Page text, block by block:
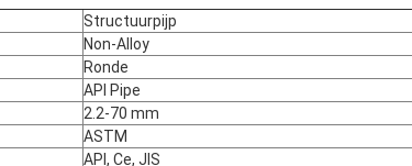
Structuurpijp
Non-Alloy
Ronde
API Pipe
2.2-70 mm
ASTM
API, Ce, JIS